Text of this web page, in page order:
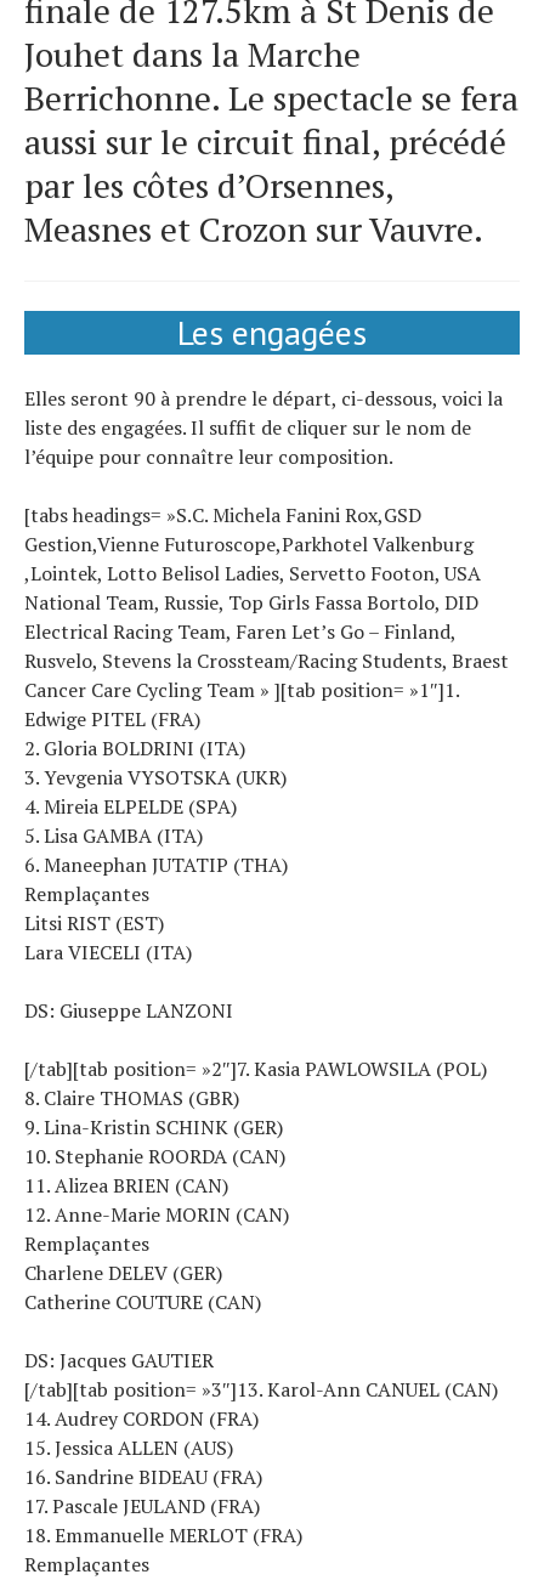
finale de 127.5km à St Denis de
Jouhet dans la Marche
Berrichonne. Le spectacle se fera
aussi sur le circuit final, précédé
par les côtes d’Orsennes,
Measnes et Crozon sur Vauvre.
Les engagées
Elles seront 90 à prendre le départ, ci-dessous, voici la
liste des engagées. Il suffit de cliquer sur le nom de
l’équipe pour connaître leur composition.
[tabs headings= »S.C. Michela Fanini Rox,GSD
Gestion,Vienne Futuroscope,Parkhotel Valkenburg
,Lointek, Lotto Belisol Ladies, Servetto Footon, USA
National Team, Russie, Top Girls Fassa Bortolo, DID
Electrical Racing Team, Faren Let’s Go – Finland,
Rusvelo, Stevens la Crossteam/Racing Students, Braest
Cancer Care Cycling Team » ][tab position= »1″]1.
Edwige PITEL (FRA)
2. Gloria BOLDRINI (ITA)
3. Yevgenia VYSOTSKA (UKR)
4. Mireia ELPELDE (SPA)
5. Lisa GAMBA (ITA)
6. Maneephan JUTATIP (THA)
Remplaçantes
Litsi RIST (EST)
Lara VIECELI (ITA)
DS: Giuseppe LANZONI
[/tab][tab position= »2″]7. Kasia PAWLOWSILA (POL)
8. Claire THOMAS (GBR)
9. Lina-Kristin SCHINK (GER)
10. Stephanie ROORDA (CAN)
11. Alizea BRIEN (CAN)
12. Anne-Marie MORIN (CAN)
Remplaçantes
Charlene DELEV (GER)
Catherine COUTURE (CAN)
DS: Jacques GAUTIER
[/tab][tab position= »3″]13. Karol-Ann CANUEL (CAN)
14. Audrey CORDON (FRA)
15. Jessica ALLEN (AUS)
16. Sandrine BIDEAU (FRA)
17. Pascale JEULAND (FRA)
18. Emmanuelle MERLOT (FRA)
Remplaçantes